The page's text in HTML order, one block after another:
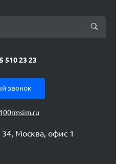
510 23 23
звонок
Москва, офис 1